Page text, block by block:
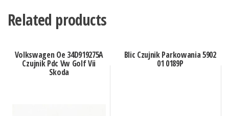
Related products
Volkswagen Oe 34D919275A
Czujnik Pdc Vw Golf Vii
Skoda
Blic Czujnik Parkowania 5902
01 0189P